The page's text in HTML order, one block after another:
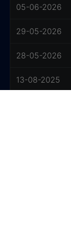
05-06-2026
29-05-2026
28-05-2026
13-08-2025